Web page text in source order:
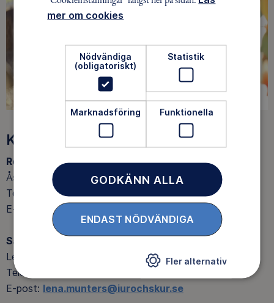
Kontakta oss
Rektor:
Åsa Nordén
Telefon: 072-856 01 22
E-post:
asa.norden@iurochskur.se
Samordnare:
Lena Munters
Telefon: 0722254919
E-post: lena.munters@iurochskur.se
mer om cookies
Nödvändiga
(obligatoriskt)
Statistik
Marknadsföring Funktionella
GODKÄNN ALLA
ENDAST NÖDVÄNDIGA
Fler alternativ